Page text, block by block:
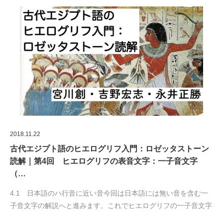
2018.11.22
古代エジプト語のヒエログリフ入門：ロゼッタストーン
読解｜第4回 ヒエログリフの表音文字：一子音文字
（…
4.1 日本語のハ行音に近い音今回は日本語には無い音を含む一
子音文字の解説へと進みます。これでヒエログリフの一子音文字